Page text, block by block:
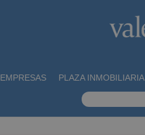
EMPRESAS PLAZA INMOBILIARIA